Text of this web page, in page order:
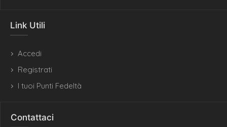
Link Utili
Accedi
Registrati
I tuoi Punti Fedeltà
Contattaci